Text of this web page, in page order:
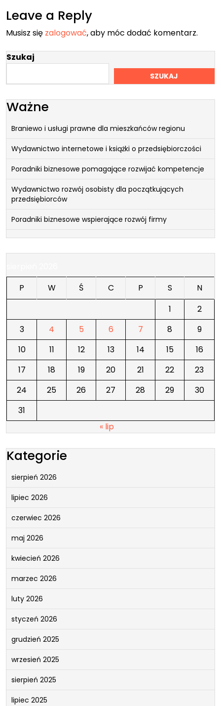
Leave a Reply
Musisz się zalogować, aby móc dodać komentarz.
Szukaj
SZUKAJ
Ważne
Braniewo i usługi prawne dla mieszkańców regionu
Wydawnictwo internetowe i książki o przedsiębiorczości
Poradniki biznesowe pomagające rozwijać kompetencje
Wydawnictwo rozwój osobisty dla początkujących
przedsiębiorców
Poradniki biznesowe wspierające rozwój firmy
P
W Ś C P S
N
1
2
3
4 5 6 7 8
9
10
11 12 13 14 15
16
17
18 19 20 21 22
23
24
25 26 27 28 29
30
31
« lip
Kategorie
sierpień 2026
lipiec 2026
czerwiec 2026
maj 2026
kwiecień 2026
marzec 2026
luty 2026
styczeń 2026
grudzień 2025
wrzesień 2025
sierpień 2025
lipiec 2025